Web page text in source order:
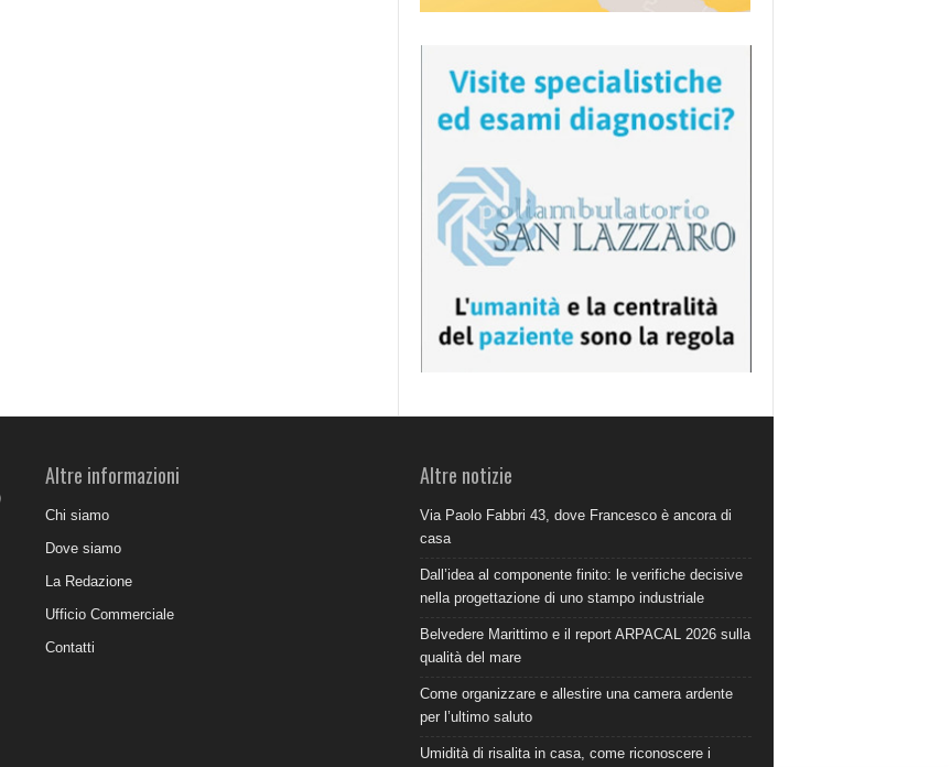
Altre informazioni
Chi siamo
Dove siamo
La Redazione
Ufficio Commerciale
Contatti
Altre notizie
Via Paolo Fabbri 43, dove Francesco è ancora di
casa
Dall’idea al componente finito: le verifiche decisive
nella progettazione di uno stampo industriale
Belvedere Marittimo e il report ARPACAL 2026 sulla
qualità del mare
Come organizzare e allestire una camera ardente
per l’ultimo saluto
Umidità di risalita in casa, come riconoscere i